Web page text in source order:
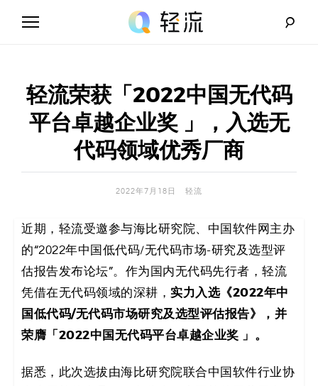
流
_
I
代
码
解
决
方
轻流荣获「2022中国无代码
平台卓越企业奖 」，入选无
代码领域优秀厂商
2022年7月18日 轻流
近期，轻流受邀参与海比研究院、中国软件网主办
的“2022年中国低代码/无代码市场-研究及选型评
估报告发布论坛”。作为国内无代码先行者，轻流
凭借在无代码领域的深耕， 实力入选《2022年中
国低代码/无代码市场研究及选型评估报告》，并
荣膺「2022中国无代码平台卓越企业奖 」。
据悉，此次选拔由海比研究院联合中国软件行业协